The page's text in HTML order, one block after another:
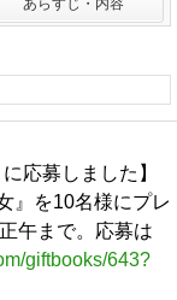
あらすじ・内容
応募しました】
』を10名様にプレ
午まで。応募は
giftbooks/643?